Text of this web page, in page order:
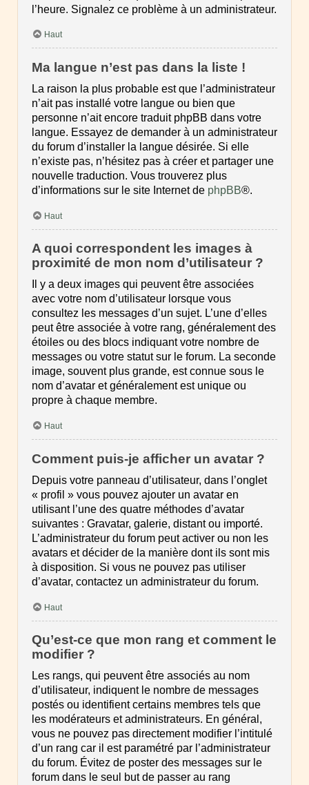
l’heure. Signalez ce problème à un administrateur.
Haut
Ma langue n’est pas dans la liste !
La raison la plus probable est que l’administrateur
n’ait pas installé votre langue ou bien que
personne n’ait encore traduit phpBB dans votre
langue. Essayez de demander à un administrateur
du forum d’installer la langue désirée. Si elle
n’existe pas, n’hésitez pas à créer et partager une
nouvelle traduction. Vous trouverez plus
d’informations sur le site Internet de phpBB®.
Haut
A quoi correspondent les images à
proximité de mon nom d’utilisateur ?
Il y a deux images qui peuvent être associées
avec votre nom d’utilisateur lorsque vous
consultez les messages d’un sujet. L’une d’elles
peut être associée à votre rang, généralement des
étoiles ou des blocs indiquant votre nombre de
messages ou votre statut sur le forum. La seconde
image, souvent plus grande, est connue sous le
nom d’avatar et généralement est unique ou
propre à chaque membre.
Haut
Comment puis-je afficher un avatar ?
Depuis votre panneau d’utilisateur, dans l’onglet
« profil » vous pouvez ajouter un avatar en
utilisant l’une des quatre méthodes d’avatar
suivantes : Gravatar, galerie, distant ou importé.
L’administrateur du forum peut activer ou non les
avatars et décider de la manière dont ils sont mis
à disposition. Si vous ne pouvez pas utiliser
d’avatar, contactez un administrateur du forum.
Haut
Qu’est-ce que mon rang et comment le
modifier ?
Les rangs, qui peuvent être associés au nom
d’utilisateur, indiquent le nombre de messages
postés ou identifient certains membres tels que
les modérateurs et administrateurs. En général,
vous ne pouvez pas directement modifier l’intitulé
d’un rang car il est paramétré par l’administrateur
du forum. Évitez de poster des messages sur le
forum dans le seul but de passer au rang